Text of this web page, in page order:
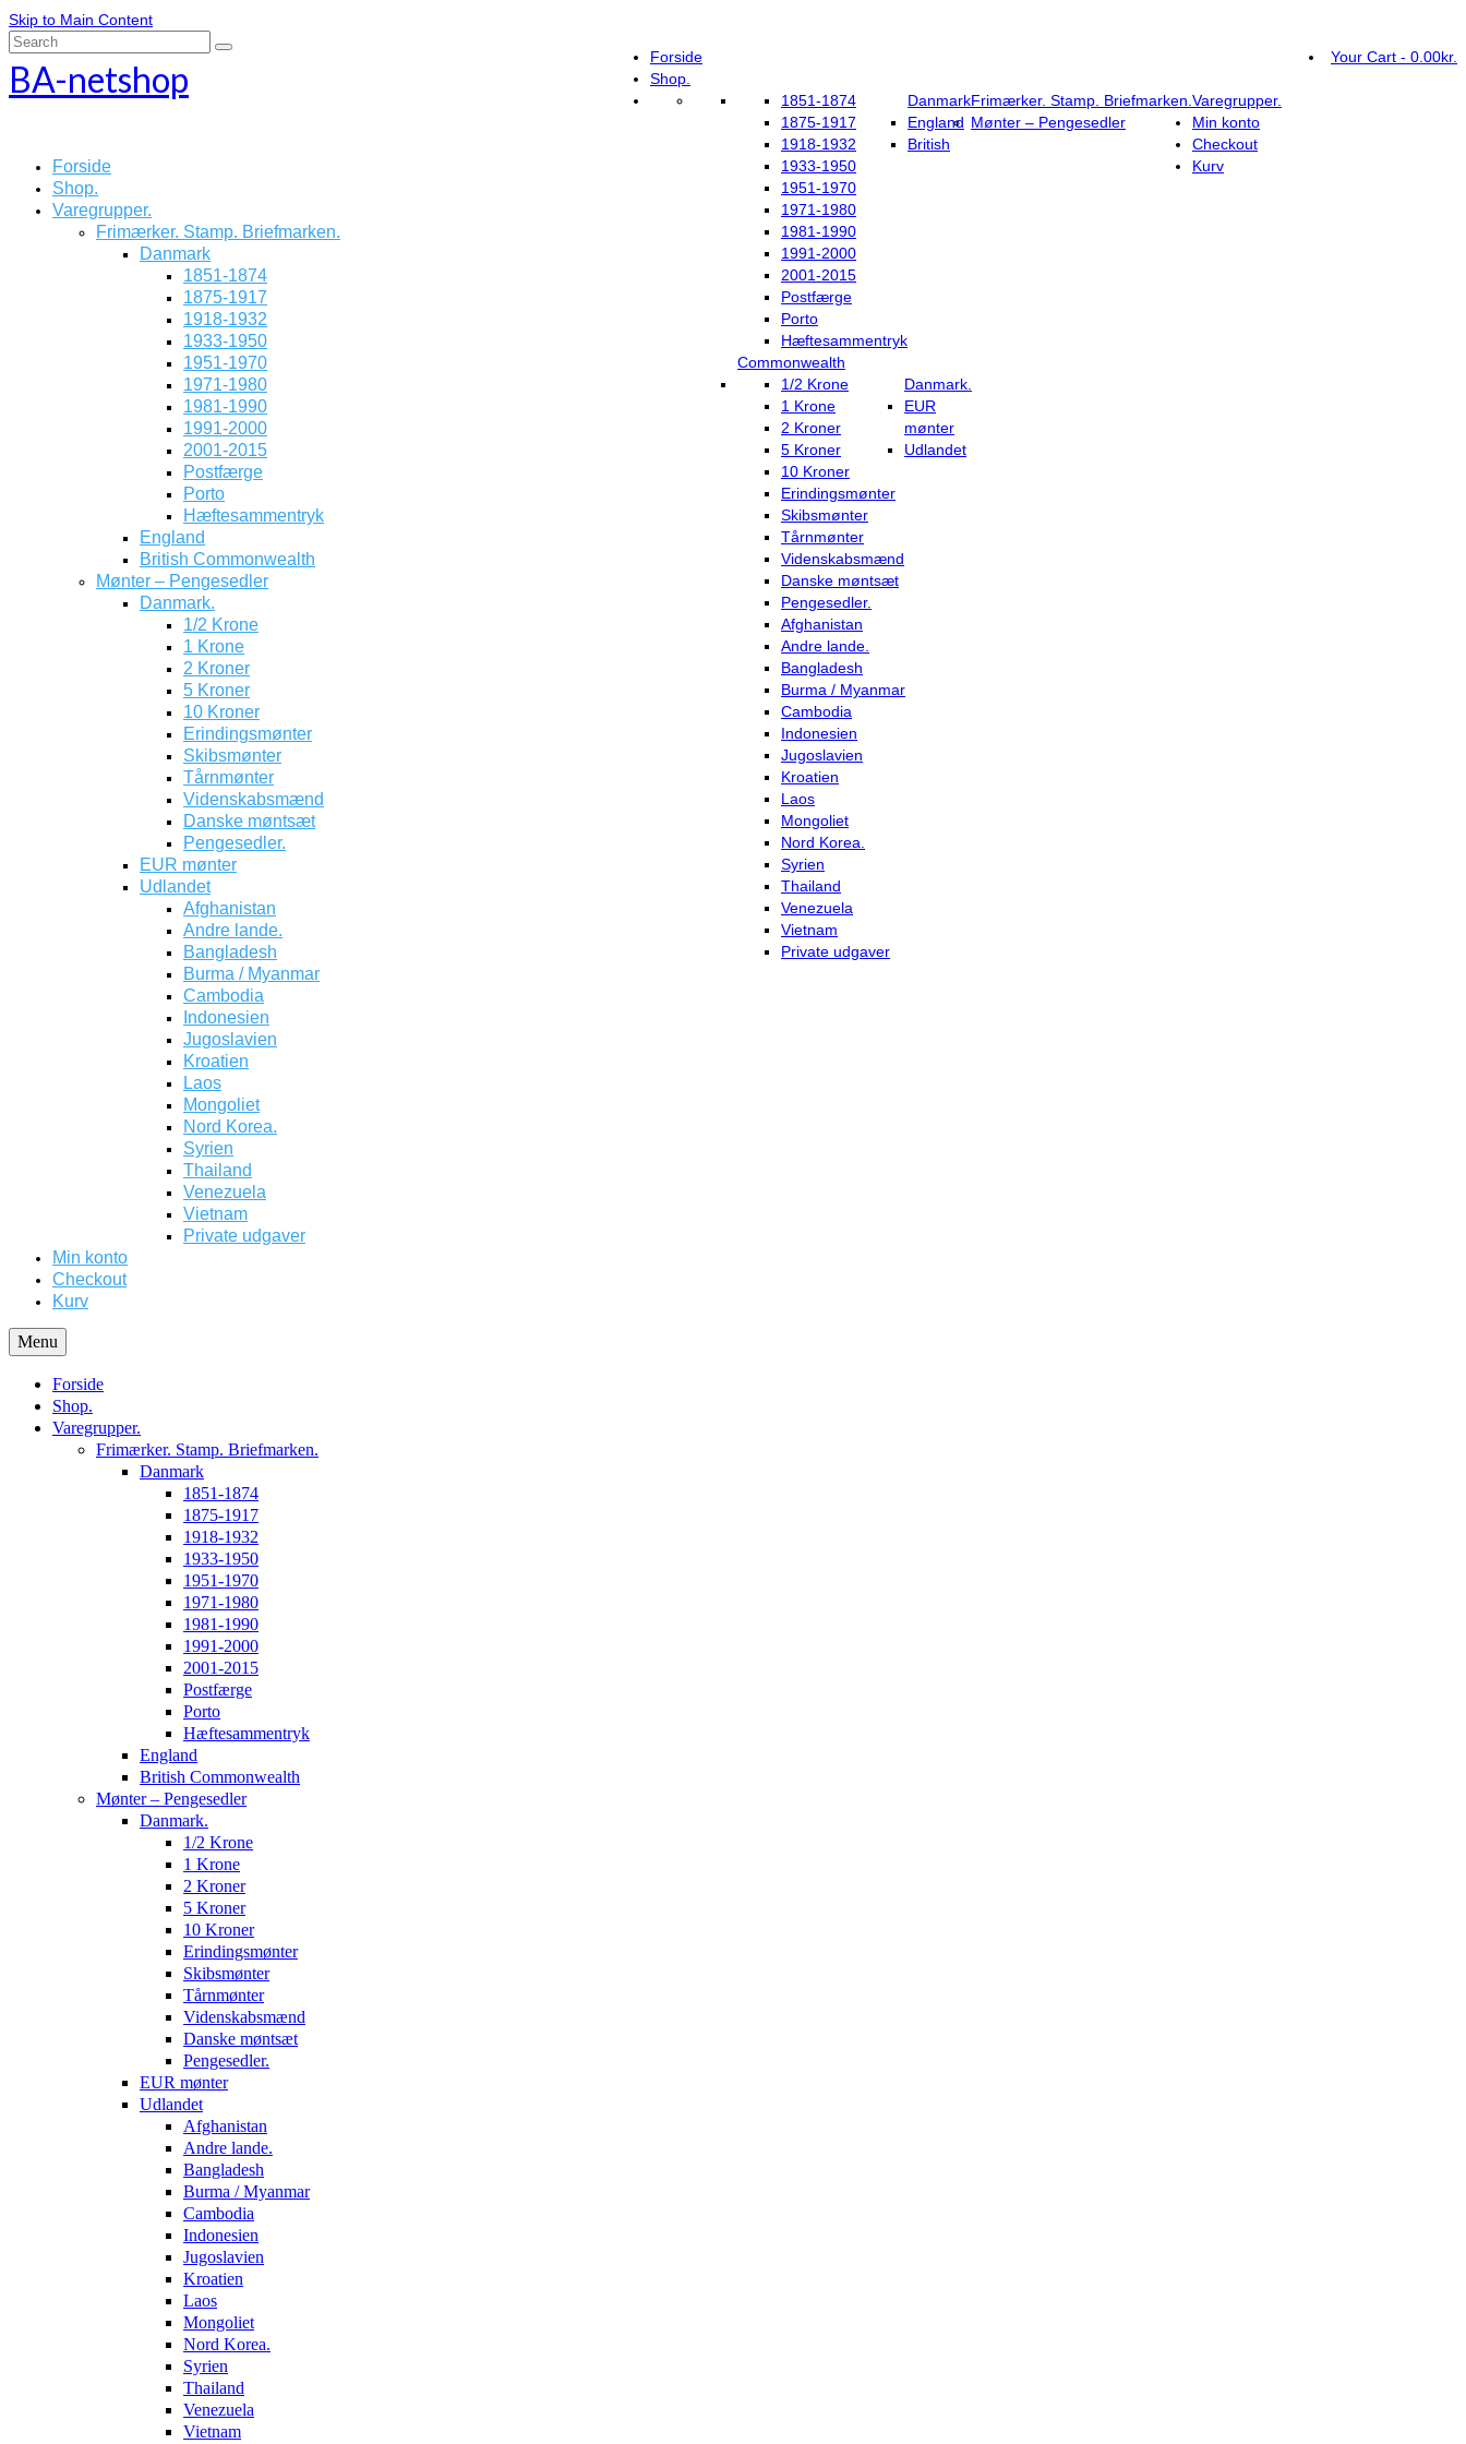
Skip to Main Content
Forside
Shop.
Varegrupper.
Frimærker. Stamp. Briefmarken.
Danmark
1851-1874
1875-1917
1918-1932
1933-1950
1951-1970
1971-1980
1981-1990
1991-2000
2001-2015
Postfærge
Porto
Hæftesammentryk
England
British
Commonwealth
Mønter – Pengesedler
Danmark.
1/2 Krone
1 Krone
2 Kroner
5 Kroner
10 Kroner
Erindingsmønter
Skibsmønter
Tårnmønter
Videnskabsmænd
Danske møntsæt
Pengesedler.
EUR
mønter
Udlandet
Afghanistan
Andre lande.
Bangladesh
Burma / Myanmar
Cambodia
Indonesien
Jugoslavien
Kroatien
Laos
Mongoliet
Nord Korea.
Syrien
Thailand
Venezuela
Vietnam
Private udgaver
Min konto
Checkout
Kurv
Your Cart - 0.00kr.
Search
BA-netshop
Forside
Shop.
Varegrupper.
Frimærker. Stamp. Briefmarken.
Danmark
1851-1874
1875-1917
1918-1932
1933-1950
1951-1970
1971-1980
1981-1990
1991-2000
2001-2015
Postfærge
Porto
Hæftesammentryk
England
British Commonwealth
Mønter – Pengesedler
Danmark.
1/2 Krone
1 Krone
2 Kroner
5 Kroner
10 Kroner
Erindingsmønter
Skibsmønter
Tårnmønter
Videnskabsmænd
Danske møntsæt
Pengesedler.
EUR mønter
Udlandet
Afghanistan
Andre lande.
Bangladesh
Burma / Myanmar
Cambodia
Indonesien
Jugoslavien
Kroatien
Laos
Mongoliet
Nord Korea.
Syrien
Thailand
Venezuela
Vietnam
Private udgaver
Min konto
Checkout
Kurv
Menu
Forside
Shop.
Varegrupper.
Frimærker. Stamp. Briefmarken.
Danmark
1851-1874
1875-1917
1918-1932
1933-1950
1951-1970
1971-1980
1981-1990
1991-2000
2001-2015
Postfærge
Porto
Hæftesammentryk
England
British Commonwealth
Mønter – Pengesedler
Danmark.
1/2 Krone
1 Krone
2 Kroner
5 Kroner
10 Kroner
Erindingsmønter
Skibsmønter
Tårnmønter
Videnskabsmænd
Danske møntsæt
Pengesedler.
EUR mønter
Udlandet
Afghanistan
Andre lande.
Bangladesh
Burma / Myanmar
Cambodia
Indonesien
Jugoslavien
Kroatien
Laos
Mongoliet
Nord Korea.
Syrien
Thailand
Venezuela
Vietnam